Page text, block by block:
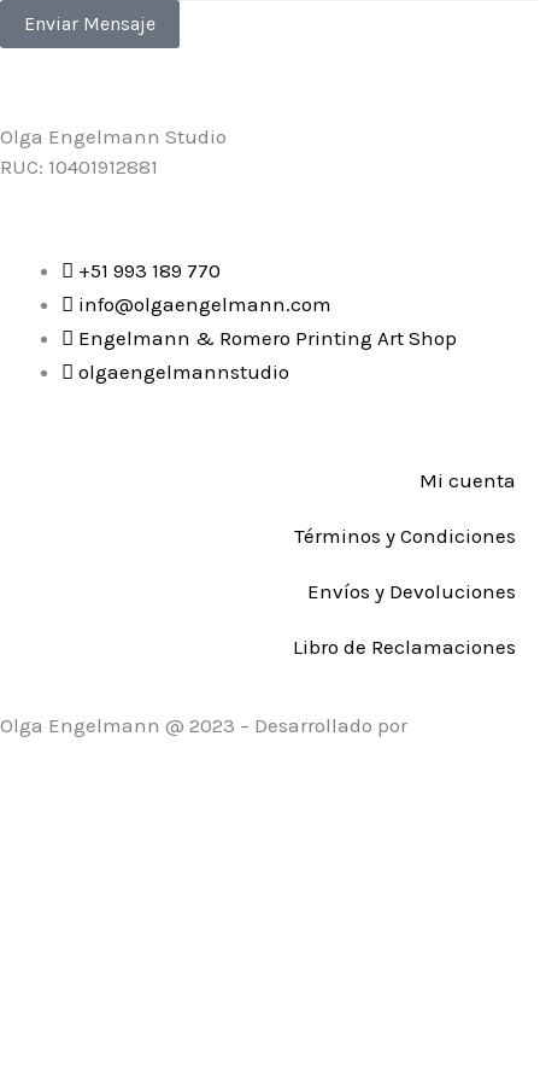
Enviar Mensaje
Olga Engelmann Studio
RUC: 10401912881
+51 993 189 770
info@olgaengelmann.com
Engelmann & Romero Printing Art Shop
olgaengelmannstudio
Mi cuenta
Términos y Condiciones
Envíos y Devoluciones
Libro de Reclamaciones
Olga Engelmann @ 2023 – Desarrollado por